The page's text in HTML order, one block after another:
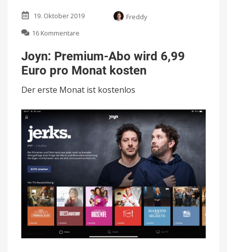
19. Oktober 2019
Freddy
16 Kommentare
Premium-
Abo
wird
Euro
Monat
kosten
Joyn: Premium-Abo wird 6,99
Euro pro Monat kosten
Der erste Monat ist kostenlos